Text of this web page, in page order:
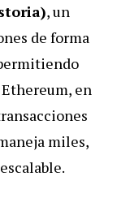
, un
de forma
Ethereum, en
miles,